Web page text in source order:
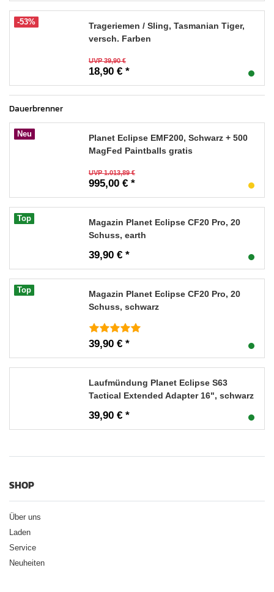
-53%
Trageriemen / Sling, Tasmanian Tiger,
versch. Farben
UVP 39,90 €
18,90 € *
Dauerbrenner
Neu
Planet Eclipse EMF200, Schwarz + 500
MagFed Paintballs gratis
UVP 1.013,89 €
995,00 € *
Top
Magazin Planet Eclipse CF20 Pro, 20
Schuss, earth
39,90 € *
Top
Magazin Planet Eclipse CF20 Pro, 20
Schuss, schwarz
39,90 € *
Laufmündung Planet Eclipse S63
Tactical Extended Adapter 16", schwarz
39,90 € *
SHOP
Über uns
Laden
Service
Neuheiten